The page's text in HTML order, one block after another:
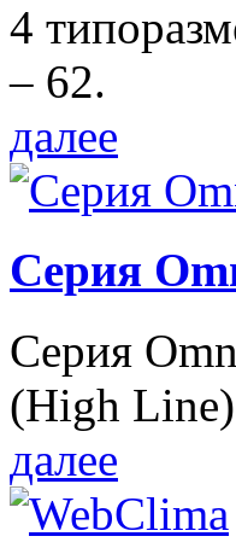
4
– 62.
далее
Серия
Серия
(High
далее